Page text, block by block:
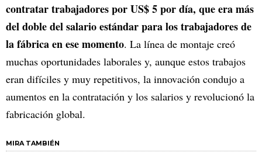
contratar trabajadores por US$ 5 por día, que era más
del doble del salario estándar para los trabajadores de
la fábrica en ese momento. La línea de montaje creó
muchas oportunidades laborales y, aunque estos trabajos
eran difíciles y muy repetitivos, la innovación condujo a
aumentos en la contratación y los salarios y revolucionó la
fabricación global.
MIRA TAMBIÉN